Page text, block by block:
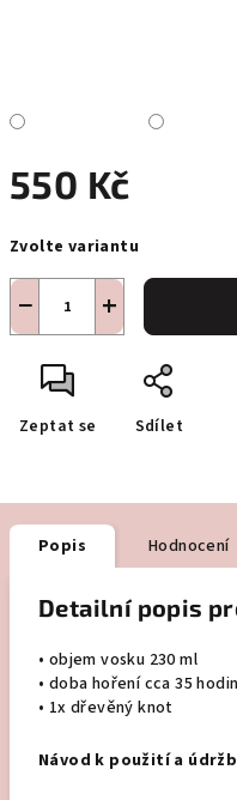
550 Kč
cena:
Zvolte variantu
+
−
Zeptat se Sdílet
Popis Hodnocení
Detailní popis
• objem vosku 230 ml
• doba hoření cca 35 hodin
• 1x dřevěný knot
Návod k použitía